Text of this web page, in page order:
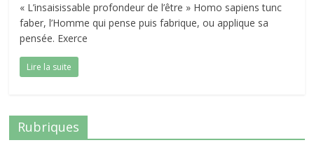
« L’insaisissable profondeur de l’être » Homo sapiens tunc
faber, l’Homme qui pense puis fabrique, ou applique sa
pensée. Exerce
Lire la suite
Rubriques